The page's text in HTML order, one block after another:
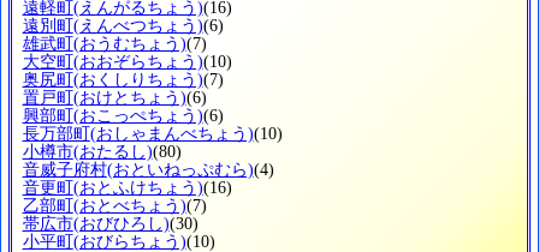
遠軽町(えんがるちょう)(16)
遠別町(えんべつちょう)(6)
雄武町(おうむちょう)(7)
大空町(おおぞらちょう)(10)
奥尻町(おくしりちょう)(7)
置戸町(おけとちょう)(6)
興部町(おこっぺちょう)(6)
長万部町(おしゃまんべちょう)(10)
小樽市(おたるし)(80)
音威子府村(おといねっぷむら)(4)
音更町(おとふけちょう)(16)
乙部町(おとべちょう)(7)
帯広市(おびひろし)(30)
小平町(おびらちょう)(10)